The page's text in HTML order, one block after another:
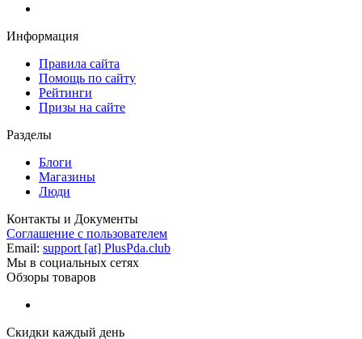
Информация
Правила сайта
Помощь по сайту
Рейтинги
Призы на сайте
Разделы
Блоги
Магазины
Люди
Контакты и Документы
Соглашение с пользователем
Email: support [at] PlusPda.club
Мы в социальных сетях
Обзоры товаров
Скидки каждый день